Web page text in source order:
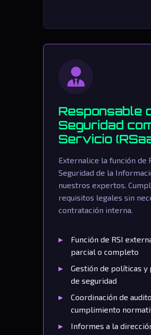
Responsable
Seguridad
Servicio
Externalice la función de
Seguridad de la
nuestros expertos.
requisitos legales sin
contratación interna.
Función de RSI
parcial o completo
Gestión de políticas
de seguridad
Coordinación de
cumplimiento
Informes a la